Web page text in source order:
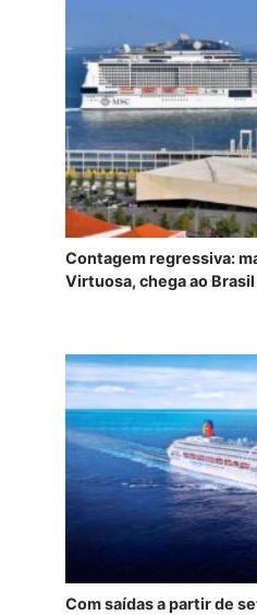
Contagem regressiva:
Virtuosa, chega ao
Com saídas a partir de